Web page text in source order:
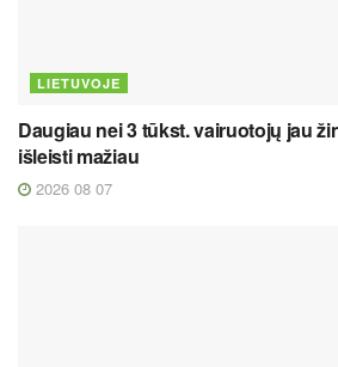
LIETUVOJE
Daugiau nei 3 tūkst. vairuotojų jau
išleisti mažiau
2026 08 07